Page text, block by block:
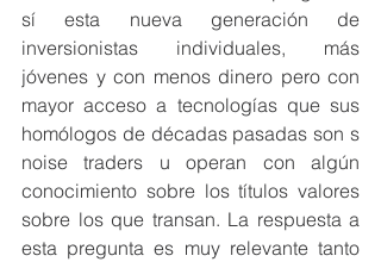
sí esta nueva generación de
inversionistas individuales, más
jóvenes y con menos dinero pero con
mayor acceso a tecnologías que sus
homólogos de décadas pasadas son s
noise traders u operan con algún
conocimiento sobre los títulos valores
sobre los que transan. La respuesta a
esta pregunta es muy relevante tanto